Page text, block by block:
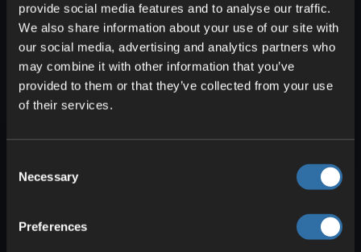
provide social media features and to analyse our traffic.
We also share information about your use of our site with
our social media, advertising and analytics partners who
may combine it with other information that you’ve
provided to them or that they’ve collected from your use
of their services.
Selection
Necessary
Preferences
Funnsted : En naturlig del av
jungelbiomer. Hogg nederst med
sverd, så faller resten sammen.
Vokser uten vann ogsvært raskt
Bruk